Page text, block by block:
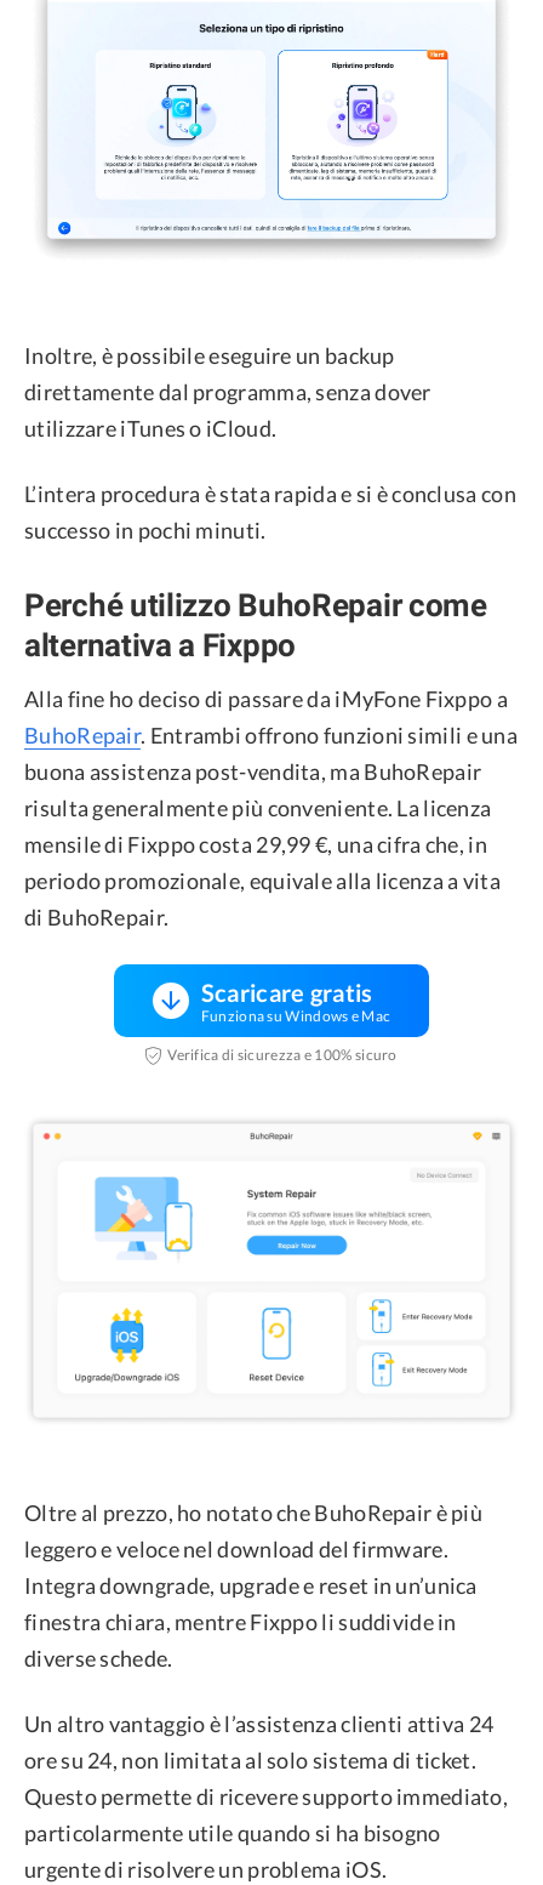
Inoltre, è possibile eseguire un backup
direttamente dal programma, senza dover
utilizzare iTunes o iCloud.
L’intera procedura è stata rapida e si è conclusa con
successo in pochi minuti.
Perché utilizzo BuhoRepair come
alternativa a Fixppo
Alla fine ho deciso di passare da iMyFone Fixppo a
BuhoRepair. Entrambi offrono funzioni simili e una
buona assistenza post-vendita, ma BuhoRepair
risulta generalmente più conveniente. La licenza
mensile di Fixppo costa 29,99 €, una cifra che, in
periodo promozionale, equivale alla licenza a vita
di BuhoRepair.
Scaricare gratis
Funziona su Windows e Mac
Verifica di sicurezza e 100% sicuro
Oltre al prezzo, ho notato che BuhoRepair è più
leggero e veloce nel download del firmware.
Integra downgrade, upgrade e reset in un’unica
finestra chiara, mentre Fixppo li suddivide in
diverse schede.
Un altro vantaggio è l’assistenza clienti attiva 24
ore su 24, non limitata al solo sistema di ticket.
Questo permette di ricevere supporto immediato,
particolarmente utile quando si ha bisogno
urgente di risolvere un problema iOS.